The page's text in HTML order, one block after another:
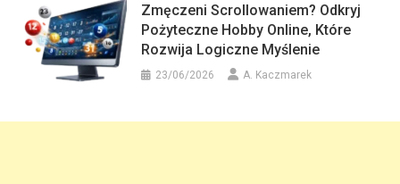
Zmęczeni Scrollowaniem? Odkryj
Pożyteczne Hobby Online, Które
Rozwija Logiczne Myślenie
23/06/2026 A. Kaczmarek